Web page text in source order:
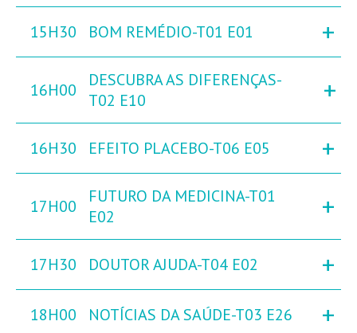
15H30 BOM REMÉDIO-T01 E01 +
16H00
DESCUBRA AS DIFERENÇAS-
T02 E10
+
16H30 EFEITO PLACEBO-T06 E05 +
17H00
FUTURO DA MEDICINA-T01
E02
+
17H30 DOUTOR AJUDA-T04 E02 +
18H00 NOTÍCIAS DA SAÚDE-T03 E26 +